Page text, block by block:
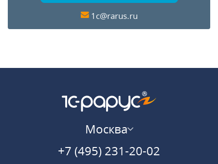
1c@rarus.ru
Москва
+7 (495) 231-20-02